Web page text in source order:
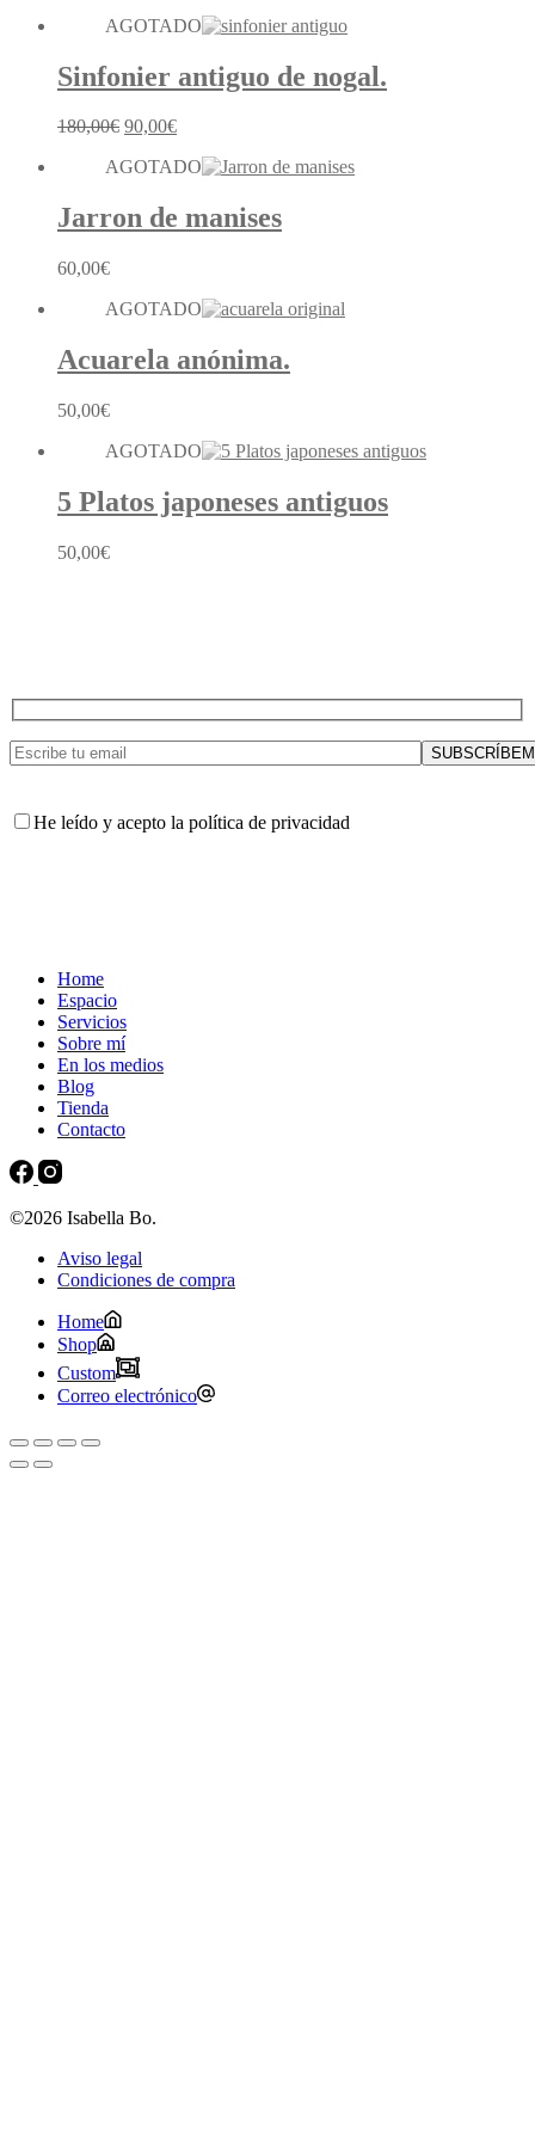
AGOTADO
Sinfonier antiguo de nogal.
180,00€ El
original
180,00€.
90,00€El
actual
90,00€.
AGOTADO
Jarron de manises
60,00€
AGOTADO
Acuarela anónima.
50,00€
AGOTADO
5 Platos japoneses antiguos
50,00€
He leído y acepto la política de privacidad
Home
Espacio
Servicios
Sobre mí
En los medios
Blog
Tienda
Contacto
©2026 Isabella Bo.
Aviso legal
Condiciones de compra
Home
Shop
Custom
Correo electrónico